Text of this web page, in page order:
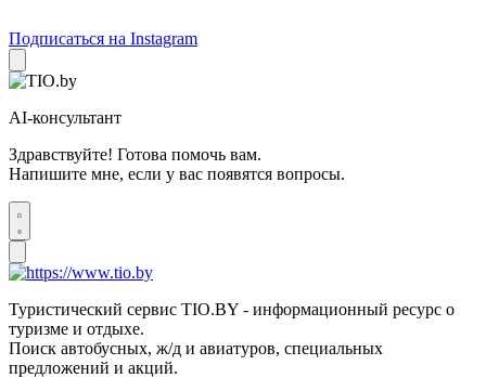
Подписаться на Instagram
AI-консультант
Здравствуйте! Готова помочь вам.
Напишите мне, если у вас появятся вопросы.
Туристический сервис TIO.BY - информационный ресурс о
туризме и отдыхе.
Поиск автобусных, ж/д и авиатуров, специальных
предложений и акций.